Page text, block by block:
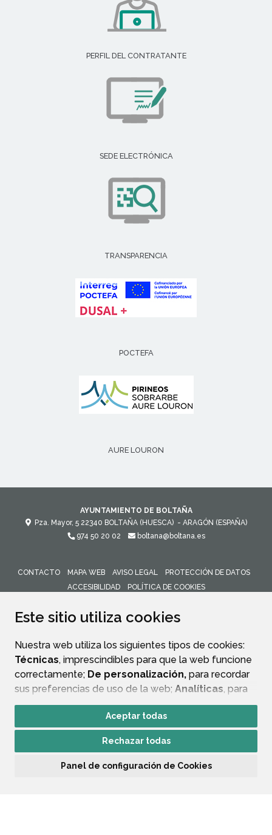
Este sitio utiliza cookies
Nuestra web utiliza los siguientes tipos de cookies:
Técnicas, imprescindibles para que la web funcione
correctamente; De personalización, para recordar
sus preferencias de uso de la web; Analíticas, para
mejorar el funcionamiento de la web y sus servicios.
Si acepta pulsando el botón“Aceptar todas”
consideramos que acepta su uso. Si pulsa el botón
ninguna acción, se guardarán las cookies técnicas
Aceptar todas
Rechazar todas
Panel de configuración de Cookies
PERFIL DEL CONTRATANTE
SEDE ELECTRÓNICA
TRANSPARENCIA
POCTEFA
AURE LOURON
AYUNTAMIENTO DE BOLTAÑA
Pza. Mayor, 5 22340 BOLTAÑA (HUESCA) - ARAGÓN (ESPAÑA)
974 50 20 02
boltana@boltana.es
CONTACTO MAPA WEB AVISO LEGAL
PROTECCIÓN DE DATOS
ACCESIBILIDAD
POLÍTICA DE COOKIES